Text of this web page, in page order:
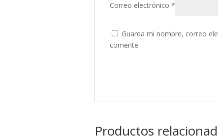
Correo electrónico *
Guarda mi nombre, correo
comente.
Productos